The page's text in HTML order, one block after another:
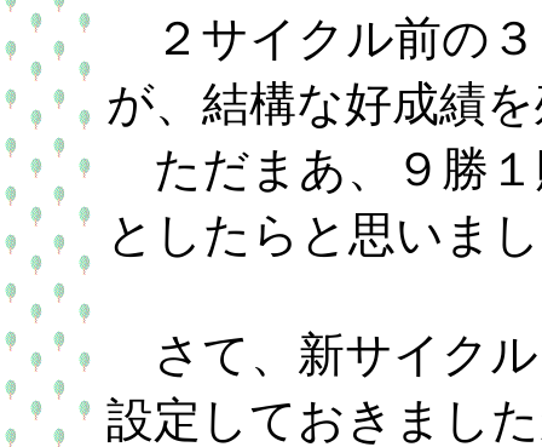
２サイクル前の
が、結構な好成績
ただまあ、９勝
としたらと思いま
さて、新サイク
設定しておきまし